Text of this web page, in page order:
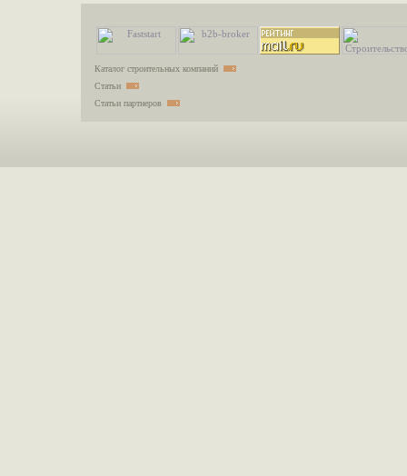
Каталог строительных компаний
Статьи
Статьи партнеров